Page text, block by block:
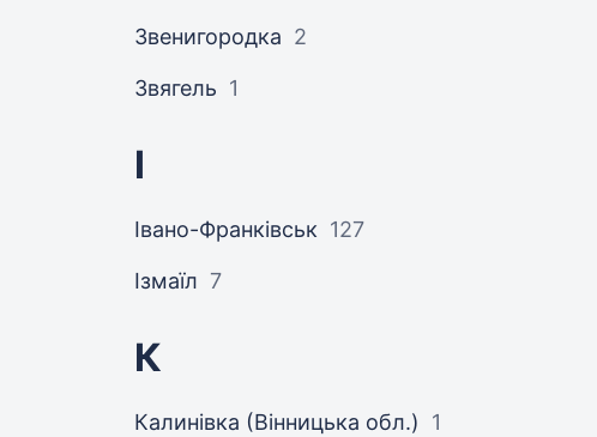
Звенигородка 2
Звягель 1
І
Івано-Франківськ 127
Ізмаїл 7
К
Калинівка (Вінницька обл.) 1